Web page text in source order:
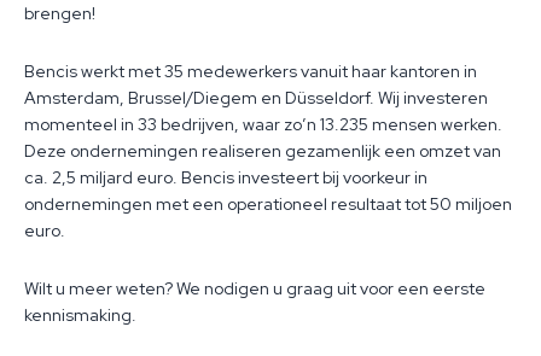
brengen!
Bencis werkt met 35 medewerkers vanuit haar kantoren in
Amsterdam, Brussel/Diegem en Düsseldorf. Wij investeren
momenteel in 33 bedrijven, waar zo’n 13.235 mensen werken.
Deze ondernemingen realiseren gezamenlijk een omzet van
ca. 2,5 miljard euro. Bencis investeert bij voorkeur in
ondernemingen met een operationeel resultaat tot 50 miljoen
euro.
Wilt u meer weten? We nodigen u graag uit voor een eerste
kennismaking.